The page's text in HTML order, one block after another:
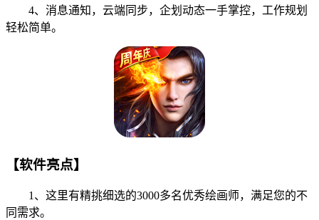
4、消息通知，云端同步，企划动态一手掌控，工作规划
轻松简单。
【软件亮点】
1、这里有精挑细选的3000多名优秀绘画师，满足您的不
同需求。